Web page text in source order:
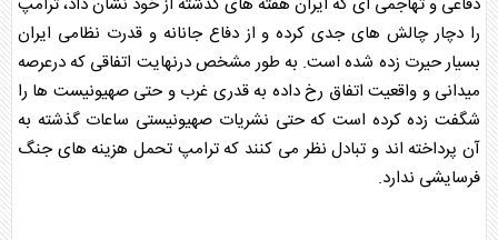
را دچار چالش های جدی کرده و از دفاع جانانه و قدرت نظامی ایران
بسیار حیرت زده شده است. به طور مشخص درنهایت اتفاقی که درعرصه
میدانی و واقعیت اتفاق رخ داده به قدری غرب و حتی صهیونیست ها را
شگفت زده کرده است که حتی نشریات صهیونیستی ساعات گذشته به
آن پرداخته اند و تبادل نظر می کنند که ترامپ تحمل هزینه های جنگ
فرسایشی ندارد.